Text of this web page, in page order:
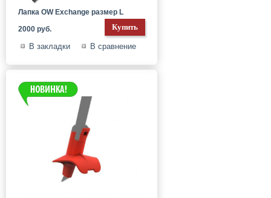
Лапка OW Exchange размер L
2000 руб.
В закладки В сравнение